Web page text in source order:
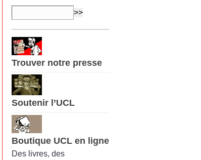
Trouver notre presse
Soutenir l’UCL
Boutique UCL en ligne
Des livres, des